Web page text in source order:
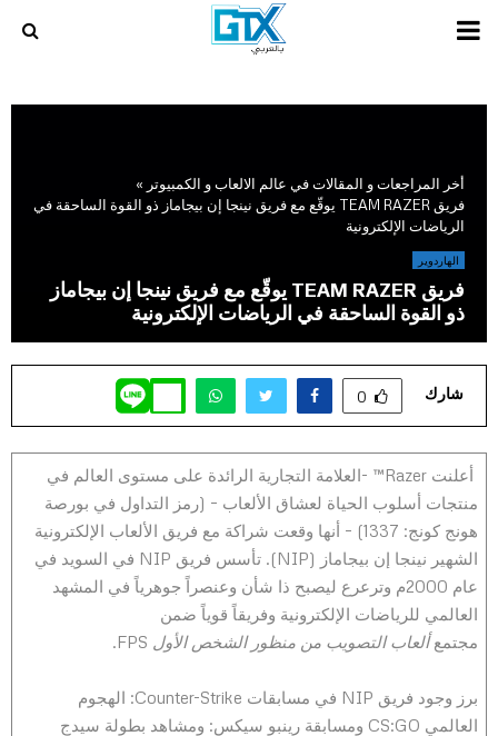
PRIMARY
أخر المراجعات و المقالات في عالم الالعاب و الكمبيوتر »
فريق TEAM RAZER يوقّع مع فريق نينجا إن بيجاماز ذو القوة الساحقة في
الرياضات الإلكترونية
الهاردوير
فريق TEAM RAZER يوقّع مع فريق نينجا إن بيجاماز
ذو القوة الساحقة في الرياضات الإلكترونية
شارك 0
أعلنت Razer™ -العلامة التجارية الرائدة على مستوى العالم في
منتجات أسلوب الحياة لعشاق الألعاب – (رمز التداول في بورصة
هونج كونج: 1337) – أنها وقعت شراكة مع فريق الألعاب الإلكترونية
الشهير نينجا إن بيجاماز (NIP). تأسس فريق NIP في السويد في
عام 2000م وترعرع ليصبح ذا شأن وعنصراً جوهرياً في المشهد
العالمي للرياضات الإلكترونية وفريقاً قوياً ضمن
مجتمعألعاب التصويب من منظور الشخص الأول
برز وجود فريق NIP في مسابقات Counter-Strike: الهجوم
العالمي CS:GO ومسابقة رينبو سيكس: ومشاهد بطولة سيدج